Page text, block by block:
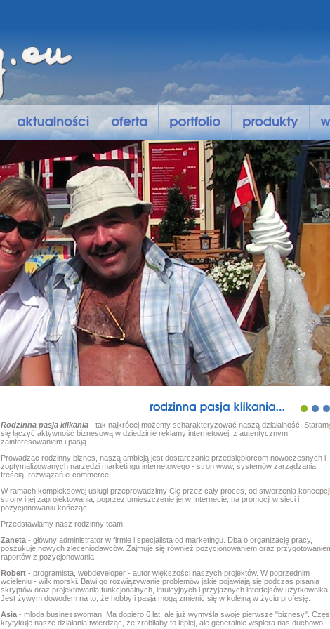
Rodzinna pasja klikania - tak najkrócej możemy scharakteryzować naszą działalność.
się łączyć aktywność biznesową w dziedzinie reklamy internetowej, z autentycznym
zainteresowaniem i pasją.
Prowadząc rodzinny biznes, naszą ambicją jest dostarczanie przedsiębiorcom nowoczesnych i
zoptymalizowanych narzędzi marketingu internetowego - stron www, systemów zarządzania
treścią, rozwiązań e-commerce.
W ramach kompleksowej usługi przeprowadzimy Cię przez cały proces, od stworzenia koncepcji
strony i jej zaprojektowania, poprzez umieszczenie jej w Internecie, na promocji w sieci i
pozycjonowaniu kończąc.
Przedstawiamy nasz rodzinny team:
Żaneta - główny administrator w firmie i specjalista od marketingu. Dba o organizację pracy,
poszukuje nowych zleceniodawców. Zajmuje się również pozycjonowaniem oraz
raportów z pozycjonowania
Robert - programista, webdeveloper - autor większości naszych projektów. W poprzednim
wcieleniu - wilk morski. Bawi go rozwiązywanie problemów jakie pojawiają się podczas pisania
skryptów oraz projektowania funkcjonalnych, intuicyjnych i przyjaznych interfejsów użytkownika.
Jest żywym dowodem na to, że hobby i pasja mogą zmienić się w kolejną w życiu profesję.
Asia - mloda businesswoman. Ma dopiero 6 lat, ale już wymyśla swoje pierwsze "biznesy".
krytykuje nasze działania twierdząc, że zrobiłaby to lepiej, ale generalnie wspiera nas duchowo.